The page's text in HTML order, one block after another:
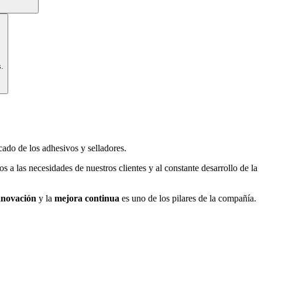
de los adhesivos y selladores.
las necesidades de nuestros clientes y al constante desarrollo de la
y la mejora continua es uno de los pilares de la compañía.